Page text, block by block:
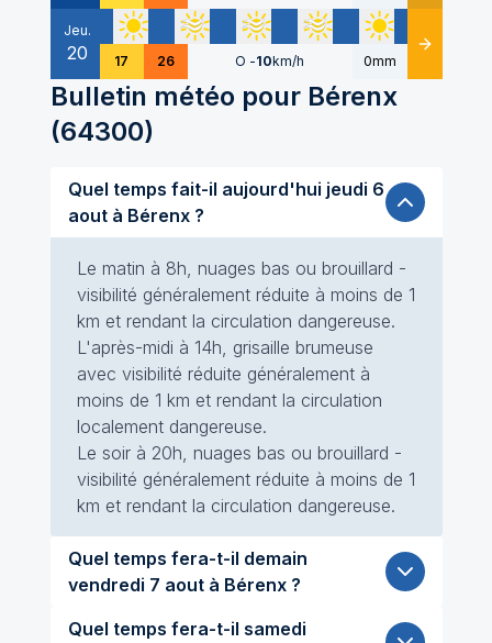
Jeu.
20 17 26 O -10km/h 0mm Détails
Bulletin météo pour Bérenx
(64300)
Quel temps fait-il aujourd'hui jeudi 6
aout à Bérenx ?
Le matin à 8h, nuages bas ou brouillard -
visibilité généralement réduite à moins de 1
km et rendant la circulation dangereuse.
L'après-midi à 14h, grisaille brumeuse
avec visibilité réduite généralement à
moins de 1 km et rendant la circulation
localement dangereuse.
Le soir à 20h, nuages bas ou brouillard -
visibilité généralement réduite à moins de 1
km et rendant la circulation dangereuse.
Quel temps fera-t-il demain
vendredi 7 aout à Bérenx ?
Quel temps fera-t-il samedi